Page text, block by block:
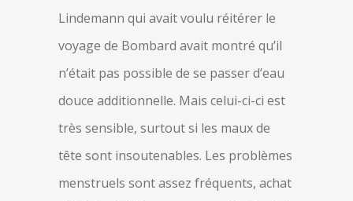
Lindemann qui avait voulu réitérer le
voyage de Bombard avait montré qu’il
n’était pas possible de se passer d’eau
douce additionnelle. Mais celui-ci-ci est
très sensible, surtout si les maux de
tête sont insoutenables. Les problèmes
menstruels sont assez fréquents, achat